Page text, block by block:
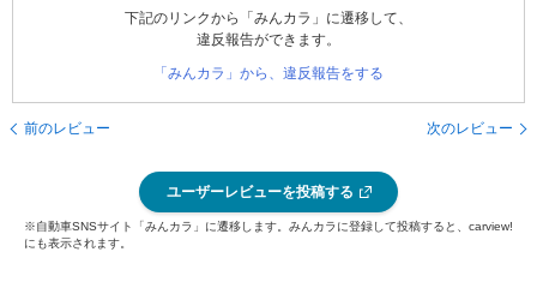
下記のリンクから「みんカラ」に遷移して、
違反報告ができます。
「みんカラ」から、違反報告をする
前のレビュー 次のレビュー
ユーザーレビューを投稿する
※自動車SNSサイト「みんカラ」に遷移します。みんカラに登録して投稿すると、carview!
にも表示されます。